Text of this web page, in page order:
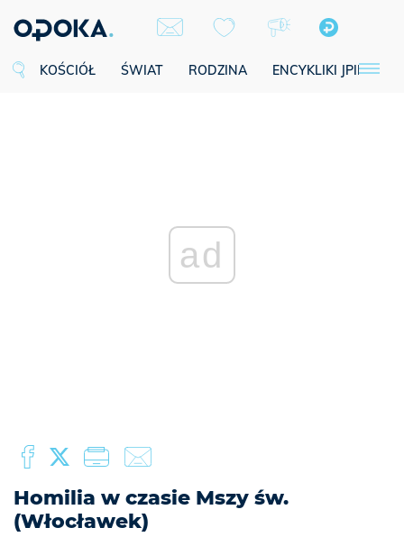
KOŚCIÓŁ ŚWIAT RODZINA ENCYKLIKI JPII
ad
Homilia w czasie Mszy św.
(Włocławek)